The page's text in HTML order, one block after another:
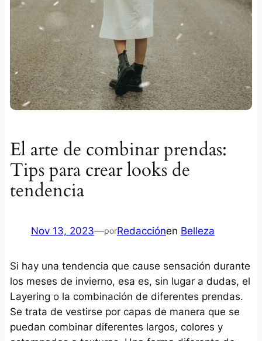
El arte de combinar prendas:
Tips para crear looks de
tendencia
Nov 13, 2023—porRedacciónen Belleza
Si hay una tendencia que cause sensación durante
los meses de invierno, esa es, sin lugar a dudas, el
Layering o la combinación de diferentes prendas.
Se trata de vestirse por capas de manera que se
puedan combinar diferentes largos, colores y